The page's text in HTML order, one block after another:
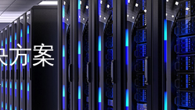
方案